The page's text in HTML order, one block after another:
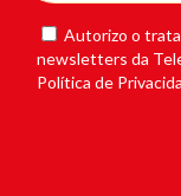
Autorizo o
newsletters da
Política de